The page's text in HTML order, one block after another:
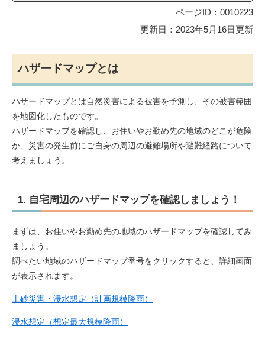
ページID：0010223
更新日：2023年5月16日更新
ハザードマップとは
ハザードマップとは自然災害による被害を予測し、その被害範囲
を地図化したものです。
ハザードマップを確認し、お住いやお勤め先の地域のどこが危険
か、災害の発生前にご自身の周辺の避難場所や避難経路について
考えましょう。
1. 自宅周辺のハザードマップを確認しましょう！
まずは、お住いやお勤め先の地域のハザードマップを確認してみ
ましょう。
調べたい地域のハザードマップ番号をクリックすると、詳細画面
が表示されます。
土砂災害・浸水想定（計画規模降雨）
浸水想定（想定最大規模降雨）